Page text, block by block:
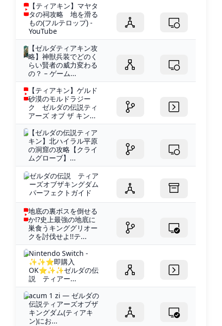
【ティアキン】マヤタ
タの祠攻略 地を滑る
もの(フルテロップ) -
YouTube
【ゼルダティアキン攻
略】神獣兵装でどのく
らい賢者の威力変わる
の？ – ゲーム...
【ティアキン】ゲルド
砂漠のモルドラジー
ク ゼルダの伝説ティ
アーズ オブ ザ キン...
【ゼルダの伝説ティア
キン】北ハイラル平原
の洞窟の攻略【クライ
ムグローブ】...
ゼルダの伝説 ティア
ーズオブザキングダム
パーフェクトガイド
地底の裏ボスを倒せる
か!?史上最強の地底に
巣食うキンググリオー
クを討伐せよ!!テ...
Nintendo Switch -
✨✨⭐即購入
OK⭐✨✨ゼルダの伝
説 ティアー...
acum 1 zi — ゼルダの
伝説ティアーズオブザ
キングダム(ティアキ
ン)にお...